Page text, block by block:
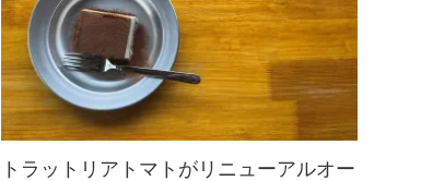
トラットリアトマトがリニューアルオー